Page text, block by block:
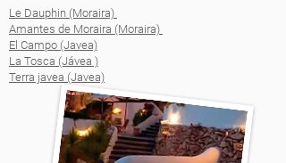
Le Dauphin (Moraira)
Amantes de Moraira (Moraira)
El Campo (Javea)
La Tosca (Jávea )
Terra javea (Javea)